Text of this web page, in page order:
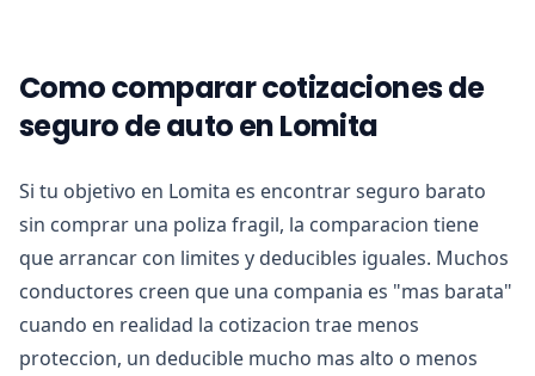
Como comparar cotizaciones de
seguro de auto en Lomita
Si tu objetivo en Lomita es encontrar seguro barato
sin comprar una poliza fragil, la comparacion tiene
que arrancar con limites y deducibles iguales. Muchos
conductores creen que una compania es "mas barata"
cuando en realidad la cotizacion trae menos
proteccion, un deducible mucho mas alto o menos